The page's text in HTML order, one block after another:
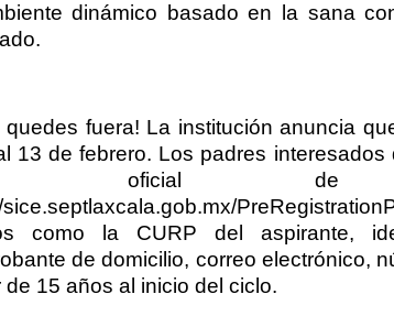
dinámico basado en la sana
quedes fuera! La institución anuncia
13 de febrero. Los padres interesados
oficial de
sice.septlaxcala.gob.mx/
como la CURP del aspirante,
de domicilio, correo electrónico,
de 15 años al inicio del ciclo.